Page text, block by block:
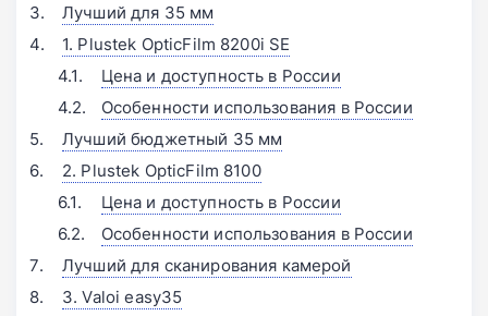
Лучший для 35 мм
1. Plustek OpticFilm 8200i SE
Цена и доступность в России
Особенности использования в России
Лучший бюджетный 35 мм
2. Plustek OpticFilm 8100
Цена и доступность в России
Особенности использования в России
Лучший для сканирования камерой
3. Valoi easy35